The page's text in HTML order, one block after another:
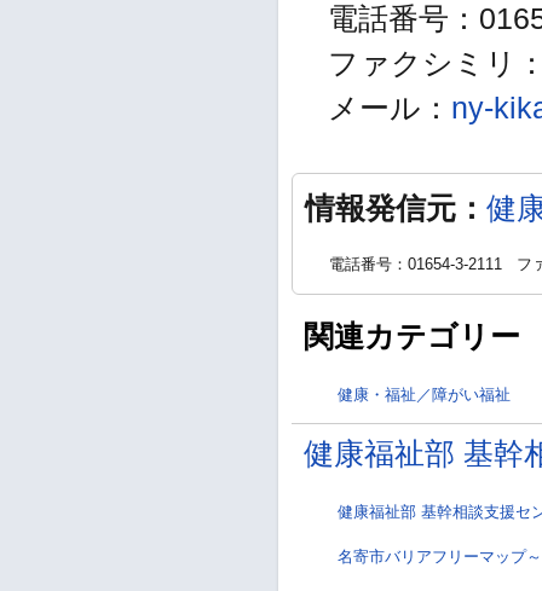
電話番号：
ファクシミリ
メール： ny-
情報発信元： 健
電話番号：01654-3-2111 フ
関連カテゴリー
健康・福祉／障がい福祉
健康福祉部 基幹
健康福祉部 基幹相談支援セ
名寄市バリアフリーマップ